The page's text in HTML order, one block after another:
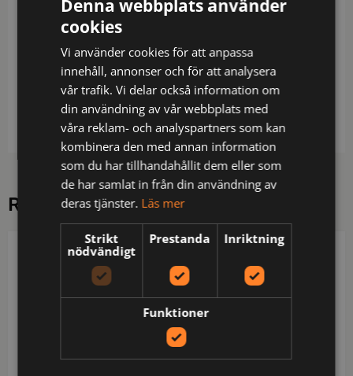
Härligt mjuk funktionspiké i smidigt material med
utförande med tygkrage och dold knäppning med 3
st diskreta tryckknappar. Raka ärmslut samt sprund
i nederkant. Dammodellen har bystsöm för bättre
passform.
RELATERADE PRODUKTER
COTTOVER
Denna webbplats använder
cookies
Vi använder cookies för att anpassa
innehåll, annonser och för att analysera
vår trafik. Vi delar också information om
din användning av vår webbplats med
våra reklam- och analyspartners som kan
kombinera den med annan information
som du har tillhandahållit dem eller som
de har samlat in från din användning av
deras tjänster. Läs mer
Strikt
nödvändigt
Prestanda Inriktning
Funktioner